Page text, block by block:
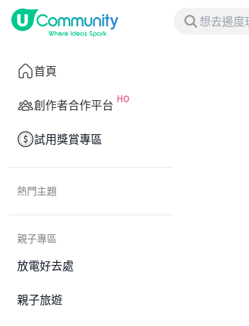
首頁
創作者合作平台
試用獎賞專區
熱門主題
親子專區
放電好去處
親子旅遊